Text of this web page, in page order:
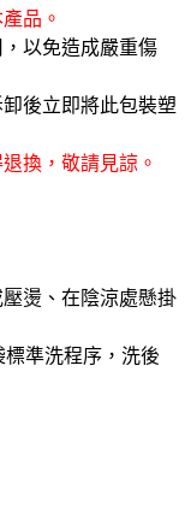
品。
以免造成嚴重傷
後立即將此包裝塑
換，敬請見諒。
燙、在陰涼處懸掛
準洗程序，洗後